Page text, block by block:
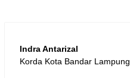
Indra Antarizal
Korda Kota Bandar Lampung